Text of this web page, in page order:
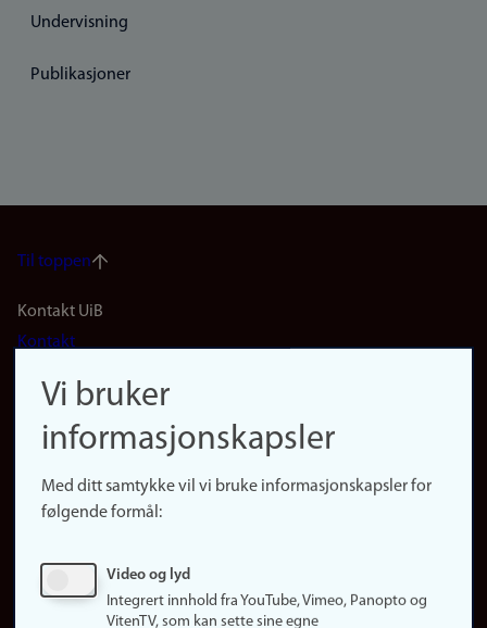
Undervisning
Publikasjoner
Til toppen
Footer
(no)
Kontakt UiB
Kontakt
Finn forsker
Presse
Finn studier
Ledige stillinger
Vi bruker
informasjonskapsler
Med ditt samtykke vil vi bruke informasjonskapsler for
følgende formål:
Video og lyd
Integrert innhold fra YouTube, Vimeo, Panopto og
VitenTV, som kan sette sine egne